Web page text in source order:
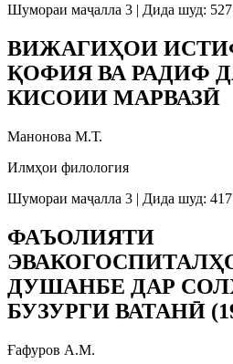
Шумораи маҷалла 3 | Дида шуд: 527
ВИЖАГИҲОИ
ҚОФИЯ ВА РАДИФ
КИСОИИ МАРВАЗӢ
Манонова М.Т.
Илмҳои филология
Шумораи маҷалла 3 | Дида шуд: 417
ФАЪОЛИЯТИ
ДУШАНБЕ ДАР
БУЗУРГИ ВАТАНӢ
Ғафуров А.М.